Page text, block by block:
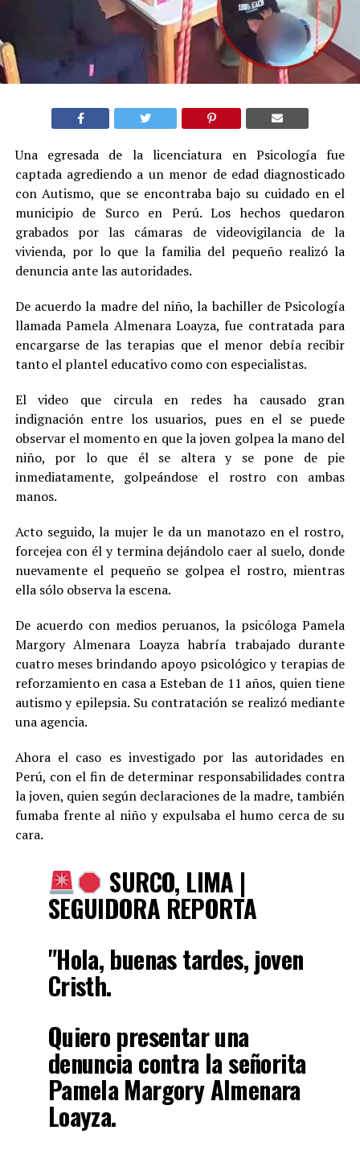
Una egresada de la licenciatura en Psicología fue
captada agrediendo a un menor de edad diagnosticado
con Autismo, que se encontraba bajo su cuidado en el
municipio de Surco en Perú. Los hechos quedaron
grabados por las cámaras de videovigilancia de la
vivienda, por lo que la familia del pequeño realizó la
denuncia ante las autoridades.
De acuerdo la madre del niño, la bachiller de Psicología
llamada Pamela Almenara Loayza, fue contratada para
encargarse de las terapias que el menor debía recibir
tanto el plantel educativo como con especialistas.
El video que circula en redes ha causado gran
indignación entre los usuarios, pues en el se puede
observar el momento en que la joven golpea la mano del
niño, por lo que él se altera y se pone de pie
inmediatamente, golpeándose el rostro con ambas
manos.
Acto seguido, la mujer le da un manotazo en el rostro,
forcejea con él y termina dejándolo caer al suelo, donde
nuevamente el pequeño se golpea el rostro, mientras
ella sólo observa la escena.
De acuerdo con medios peruanos, la psicóloga Pamela
Margory Almenara Loayza habría trabajado durante
cuatro meses brindando apoyo psicológico y terapias de
reforzamiento en casa a Esteban de 11 años, quien tiene
autismo y epilepsia. Su contratación se realizó mediante
una agencia.
Ahora el caso es investigado por las autoridades en
Perú, con el fin de determinar responsabilidades contra
la joven, quien según declaraciones de la madre, también
fumaba frente al niño y expulsaba el humo cerca de su
cara.
SURCO, LIMA |
SEGUIDORA REPORTA
"Hola, buenas tardes, joven
Cristh.
Quiero presentar una
denuncia contra la señorita
Pamela Margory Almenara
Loayza.